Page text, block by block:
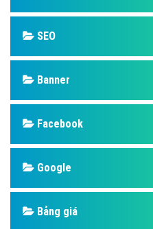
SEO
Banner
Facebook
Google
Bảng giá